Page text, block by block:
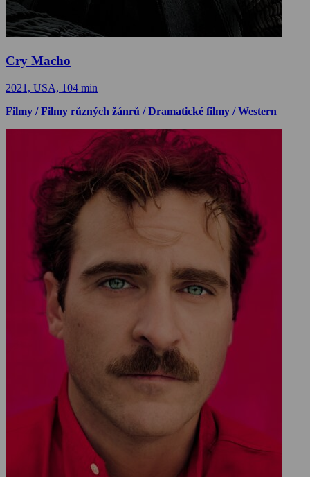
Cry Macho
2021, USA, 104 min
Filmy / Filmy různých žánrů / Dramatické filmy / Western